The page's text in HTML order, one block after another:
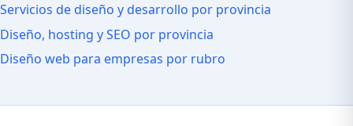
Servicios de diseño y desarrollo por provincia
Diseño, hosting y SEO por provincia
Diseño web para empresas por rubro